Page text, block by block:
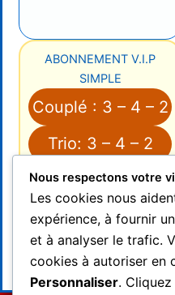
ABONNEMENT V.I.P
SIMPLE
Couplé : 3 – 4 – 2
Trio: 3 – 4 – 2
Sélection: 3 – 4 –
2 – 8 – 5 – 7
Arrivée
Nous respectons votre
Les cookies nous
expérience, à fournir
et à analyser le trafic.
cookies à autoriser en
Personnaliser. Cliquez